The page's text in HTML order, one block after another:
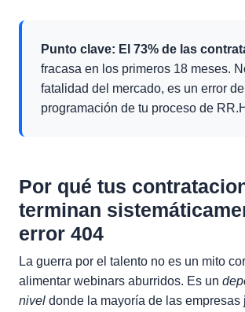
Punto clave: El 73% de las
fracasa en los primeros 18 meses.
fatalidad del mercado, es un error de
programación de tu proceso de
Por qué tus
terminan
error 404
La guerra por el talento no es un mito
alimentar webinars aburridos. Es un
nivel donde la mayoría de las empresas